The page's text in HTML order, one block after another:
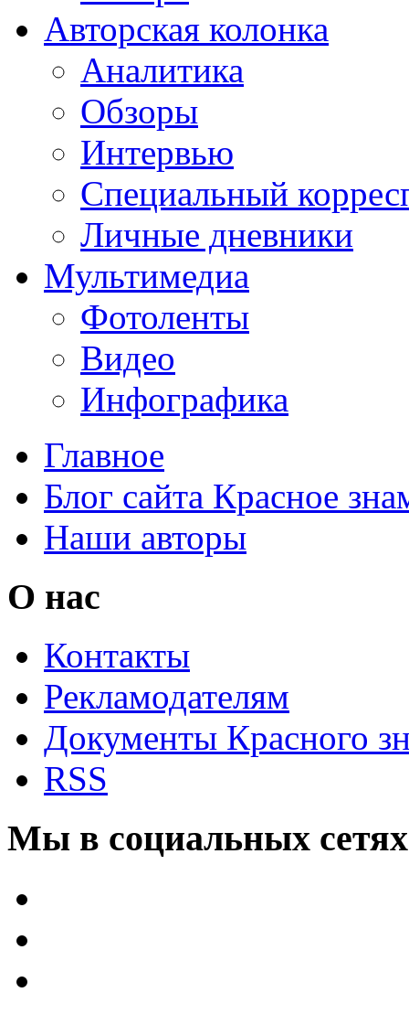
Авторская колонка
Аналитика
Обзоры
Интервью
Специальный
Личные дневники
Мультимедиа
Фотоленты
Видео
Инфографика
Главное
Блог сайта Красное
Наши авторы
О нас
Контакты
Рекламодателям
Документы Красного
RSS
Мы в социальных сетях